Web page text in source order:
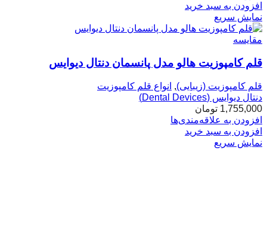
افزودن به سبد خرید
نمایش سریع
مقایسه
قلم کامپوزیت هالو مدل پانسمان دنتال دیوایس
قلم کامپوزیت (زیبایی), انواع قلم کامپوزیت
دنتال دیوایس (Dental Devices)
1,755,000 تومان
افزودن به علاقه‌مندی‌ها
افزودن به سبد خرید
نمایش سریع